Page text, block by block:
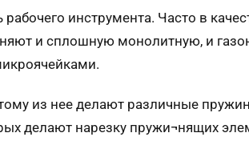
инструмента. Часто в
и сплошную монолитную, и
из нее делают различные
делают нарезку пружи¬нящих